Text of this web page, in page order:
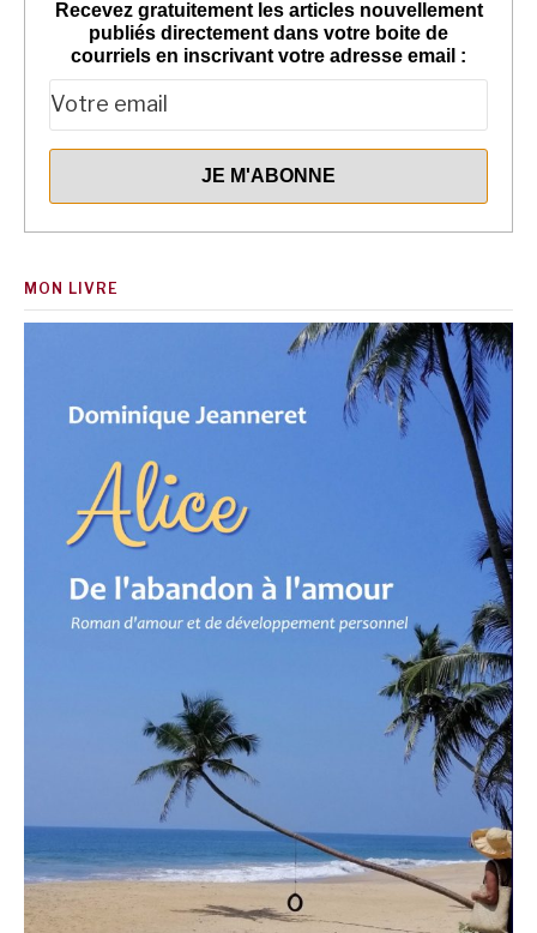
Recevez gratuitement les articles nouvellement
publiés directement dans votre boite de
courriels en inscrivant votre adresse email :
MON LIVRE